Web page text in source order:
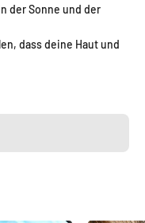
der Sonne und der
dass deine Haut und